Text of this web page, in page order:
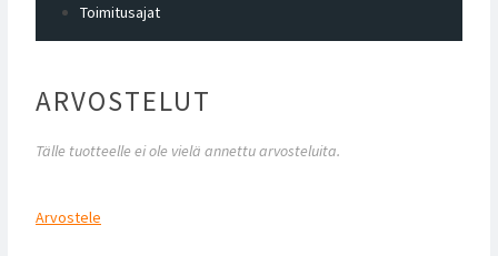
Toimitusajat
ARVOSTELUT
Tälle tuotteelle ei ole vielä annettu arvosteluita.
Arvostele